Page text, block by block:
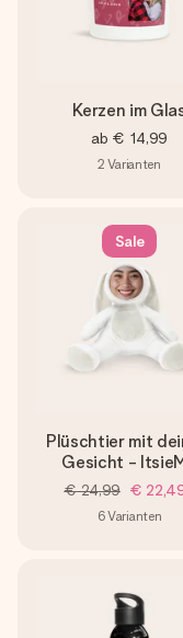
Kerzen im
ab € 14,99
2 Varianten
Sale
Plüschtier mit
Gesicht -
€ 24,99 €
6Varianten